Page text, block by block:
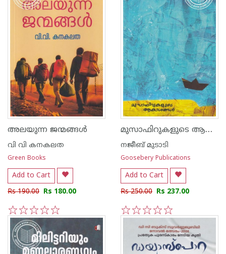
അലയുന്ന ജന്മങ്ങൾ
വി വി കനകലത
Green Books
Add to Cart
Rs 190.00 Rs 180.00
5
4
3
2
1
മുസാഫിറുകളുടെ ആകാശങ്ങള്‍
നജീബ് മുടാടി
Goosebery Publications
Add to Cart
Rs 250.00 Rs 237.00
5
4
3
2
1